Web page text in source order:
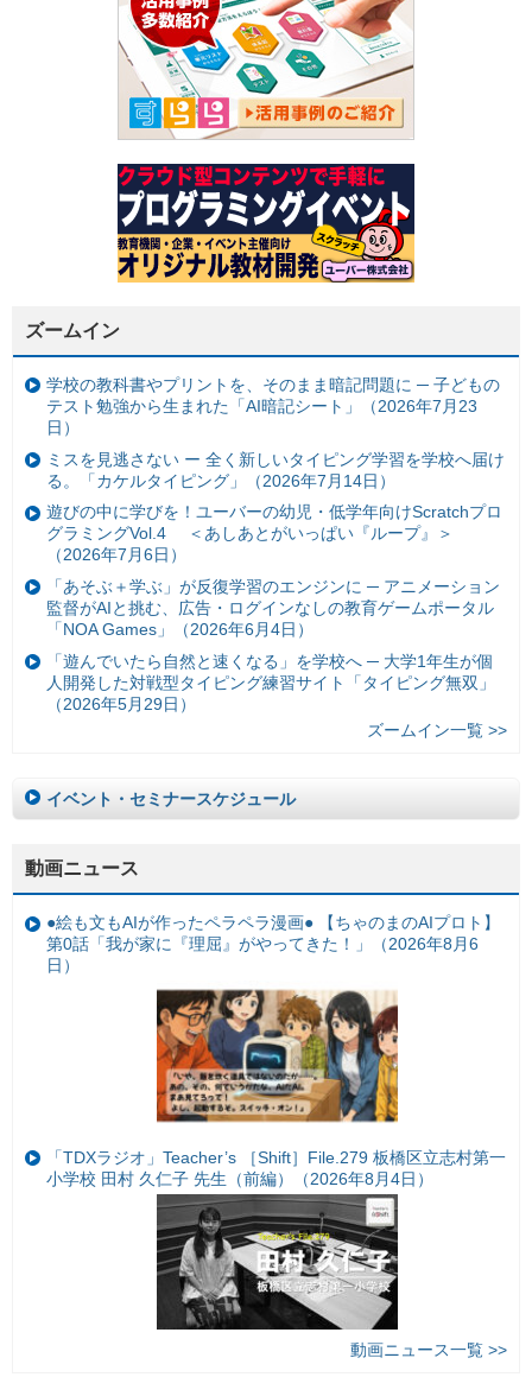
ズームイン
学校の教科書やプリントを、そのまま暗記問題に ─ 子どもの
テスト勉強から生まれた「AI暗記シート」（2026年7月23
日）
ミスを見逃さない ー 全く新しいタイピング学習を学校へ届け
る。「カケルタイピング」（2026年7月14日）
遊びの中に学びを！ユーバーの幼児・低学年向けScratchプロ
グラミングVol.4 ＜あしあとがいっぱい『ループ』＞
（2026年7月6日）
「あそぶ＋学ぶ」が反復学習のエンジンに ─ アニメーション
監督がAIと挑む、広告・ログインなしの教育ゲームポータル
「NOA Games」（2026年6月4日）
「遊んでいたら自然と速くなる」を学校へ ─ 大学1年生が個
人開発した対戦型タイピング練習サイト「タイピング無双」
（2026年5月29日）
ズームイン一覧 >>
イベント・セミナースケジュール
動画ニュース
●絵も文もAIが作ったペラペラ漫画● 【ちゃのまのAIプロト】
第0話「我が家に『理屈』がやってきた！」（2026年8月6
日）
「TDXラジオ」Teacher’s ［Shift］File.279 板橋区立志村第一
小学校 田村 久仁子 先生（前編）（2026年8月4日）
動画ニュース一覧 >>